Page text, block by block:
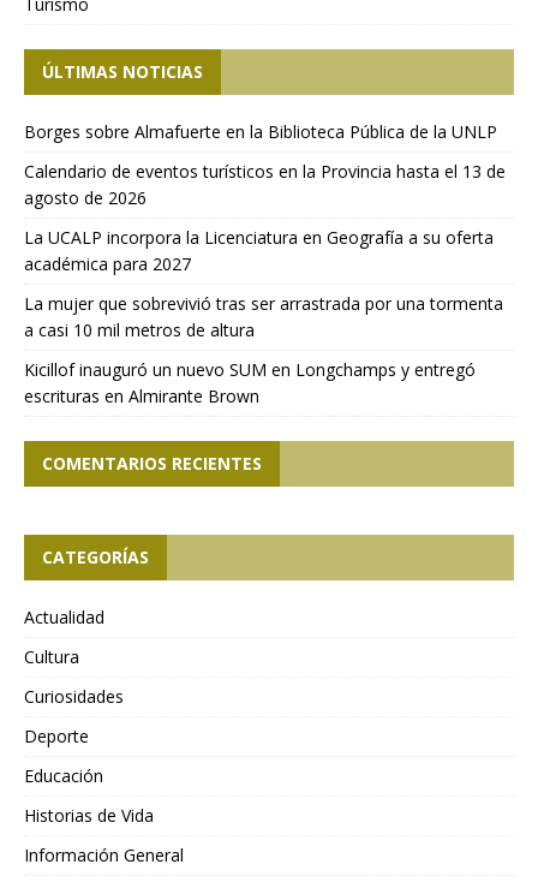
Turismo
ÚLTIMAS NOTICIAS
Borges sobre Almafuerte en la Biblioteca Pública de la UNLP
Calendario de eventos turísticos en la Provincia hasta el 13 de
agosto de 2026
La UCALP incorpora la Licenciatura en Geografía a su oferta
académica para 2027
La mujer que sobrevivió tras ser arrastrada por una tormenta
a casi 10 mil metros de altura
Kicillof inauguró un nuevo SUM en Longchamps y entregó
escrituras en Almirante Brown
COMENTARIOS RECIENTES
CATEGORÍAS
Actualidad
Cultura
Curiosidades
Deporte
Educación
Historias de Vida
Información General